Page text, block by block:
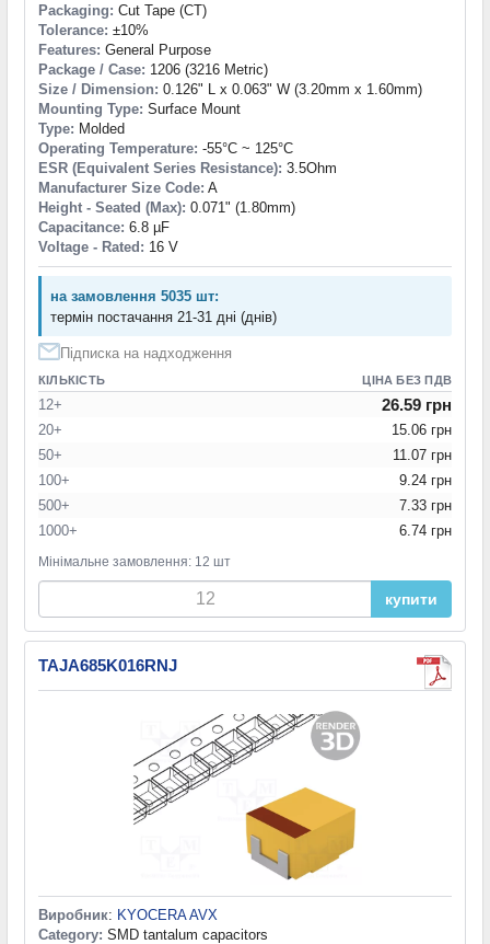
Packaging: Cut Tape (CT)
Tolerance: ±10%
Features: General Purpose
Package / Case: 1206 (3216 Metric)
Size / Dimension: 0.126" L x 0.063" W (3.20mm x 1.60mm)
Mounting Type: Surface Mount
Type: Molded
Operating Temperature: -55°C ~ 125°C
ESR (Equivalent Series Resistance): 3.5Ohm
Manufacturer Size Code: A
Height - Seated (Max): 0.071" (1.80mm)
Capacitance: 6.8 µF
Voltage - Rated: 16 V
на замовлення 5035 шт:
термін постачання 21-31 дні (днів)
Підписка на надходження
КІЛЬКІСТЬ ЦІНА БЕЗ ПДВ
12+ 26.59 грн
20+
15.06 грн
50+
11.07 грн
100+
9.24 грн
500+
7.33 грн
1000+
6.74 грн
Мінімальне замовлення: 12 шт
купити
TAJA685K016RNJ
Виробник: KYOCERA AVX
Category: SMD tantalum capacitors